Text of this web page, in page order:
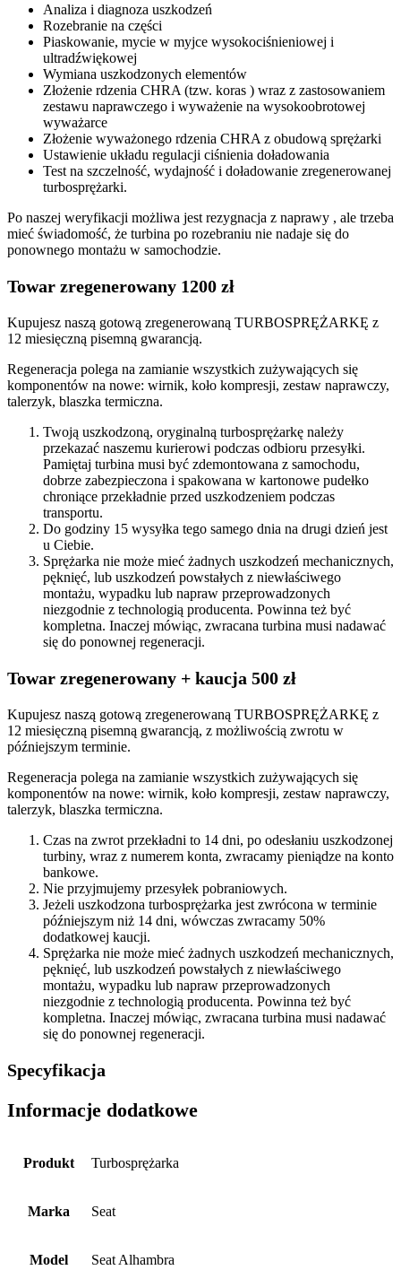
Analiza i diagnoza uszkodzeń
Rozebranie na części
Piaskowanie, mycie w myjce wysokociśnieniowej i
ultradźwiękowej
Wymiana uszkodzonych elementów
Złożenie rdzenia CHRA (tzw. koras ) wraz z zastosowaniem
zestawu naprawczego i wyważenie na wysokoobrotowej
wyważarce
Złożenie wyważonego rdzenia CHRA z obudową sprężarki
Ustawienie układu regulacji ciśnienia doładowania
Test na szczelność, wydajność i doładowanie zregenerowanej
turbosprężarki.
Po naszej weryfikacji możliwa jest rezygnacja z naprawy , ale trzeba
mieć świadomość, że turbina po rozebraniu nie nadaje się do
ponownego montażu w samochodzie.
Towar zregenerowany 1200 zł
Kupujesz naszą gotową zregenerowaną TURBOSPRĘŻARKĘ z
12 miesięczną pisemną gwarancją.
Regeneracja polega na zamianie wszystkich zużywających się
komponentów na nowe: wirnik, koło kompresji, zestaw naprawczy,
talerzyk, blaszka termiczna.
Twoją uszkodzoną, oryginalną turbosprężarkę należy
przekazać naszemu kurierowi podczas odbioru przesyłki.
Pamiętaj turbina musi być zdemontowana z samochodu,
dobrze zabezpieczona i spakowana w kartonowe pudełko
chroniące przekładnie przed uszkodzeniem podczas
transportu.
Do godziny 15 wysyłka tego samego dnia na drugi dzień jest
u Ciebie.
Sprężarka nie może mieć żadnych uszkodzeń mechanicznych,
pęknięć, lub uszkodzeń powstałych z niewłaściwego
montażu, wypadku lub napraw przeprowadzonych
niezgodnie z technologią producenta. Powinna też być
kompletna. Inaczej mówiąc, zwracana turbina musi nadawać
się do ponownej regeneracji.
Towar zregenerowany + kaucja 500 zł
Kupujesz naszą gotową zregenerowaną TURBOSPRĘŻARKĘ z
12 miesięczną pisemną gwarancją, z możliwością zwrotu w
późniejszym terminie.
Regeneracja polega na zamianie wszystkich zużywających się
komponentów na nowe: wirnik, koło kompresji, zestaw naprawczy,
talerzyk, blaszka termiczna.
Czas na zwrot przekładni to 14 dni, po odesłaniu uszkodzonej
turbiny, wraz z numerem konta, zwracamy pieniądze na konto
bankowe.
Nie przyjmujemy przesyłek pobraniowych.
Jeżeli uszkodzona turbosprężarka jest zwrócona w terminie
późniejszym niż 14 dni, wówczas zwracamy 50%
dodatkowej kaucji.
Sprężarka nie może mieć żadnych uszkodzeń mechanicznych,
pęknięć, lub uszkodzeń powstałych z niewłaściwego
montażu, wypadku lub napraw przeprowadzonych
niezgodnie z technologią producenta. Powinna też być
kompletna. Inaczej mówiąc, zwracana turbina musi nadawać
się do ponownej regeneracji.
Specyfikacja
Informacje dodatkowe
Produkt Turbosprężarka
Marka Seat
Model Seat Alhambra